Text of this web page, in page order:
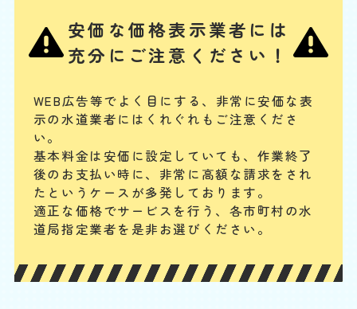
管の破損、レバー・ボタンの故障、レバーとゴムフロートをつなぐチェ
ーンが切れている場合には、水が出ません。手に負えない場合は、専門
業者に連絡してください。
トイレタンクからの水漏
れ
3,000円 W
EB
限
定
割
引
2,200 円 0
合計 2,200
まず、止水栓を閉めて水の供給をストップします。タンク内のフロート
バルブやフラッシュバルブの動作確認、オーバーフロー管の水位を確
安価な価格表示業者には
充分にご注意ください！
WEB広告等でよく目にする、非常に安価な表
示の水道業者にはくれぐれもご注意くださ
い。
基本料金は安価に設定していても、作業終了
後のお支払い時に、 非常に高額な請求をされ
たというケースが多発しております。
適正な価格でサービスを行う、各市町村の水
道局指定業者を是非お選びください。